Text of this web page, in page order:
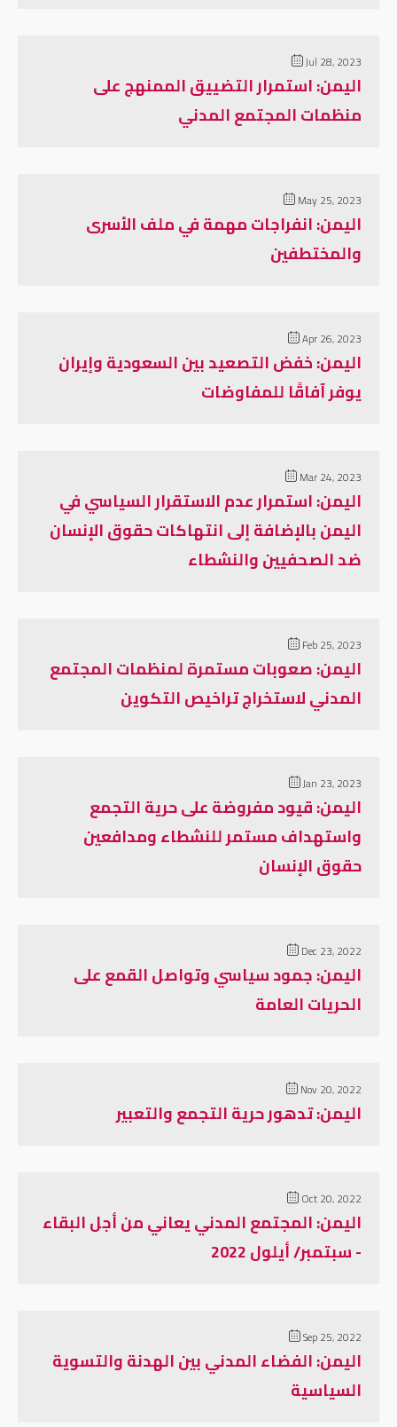
Jul 28, 2023
اليمن: استمرار التضييق الممنهج على
منظمات المجتمع المدني
May 25, 2023
اليمن: انفراجات مهمة في ملف الأسرى
والمختطفين
Apr 26, 2023
اليمن: خفض التصعيد بين السعودية وإيران
يوفر آفاقًا للمفاوضات
Mar 24, 2023
اليمن: استمرار عدم الاستقرار السياسي في
اليمن بالإضافة إلى انتهاكات حقوق الإنسان
ضد الصحفيين والنشطاء
Feb 25, 2023
اليمن: صعوبات مستمرة لمنظمات المجتمع
المدني لاستخراج تراخيص التكوين
Jan 23, 2023
اليمن: قيود مفروضة على حرية التجمع
واستهداف مستمر للنشطاء ومدافعين
حقوق الإنسان
Dec 23, 2022
اليمن: جمود سياسي وتواصل القمع على
الحريات العامة
Nov 20, 2022
اليمن: تدهور حرية التجمع والتعبير
Oct 20, 2022
اليمن: المجتمع المدني يعاني من أجل البقاء
- سبتمبر/ أيلول 2022
Sep 25, 2022
اليمن: الفضاء المدني بين الهدنة والتسوية
السياسية